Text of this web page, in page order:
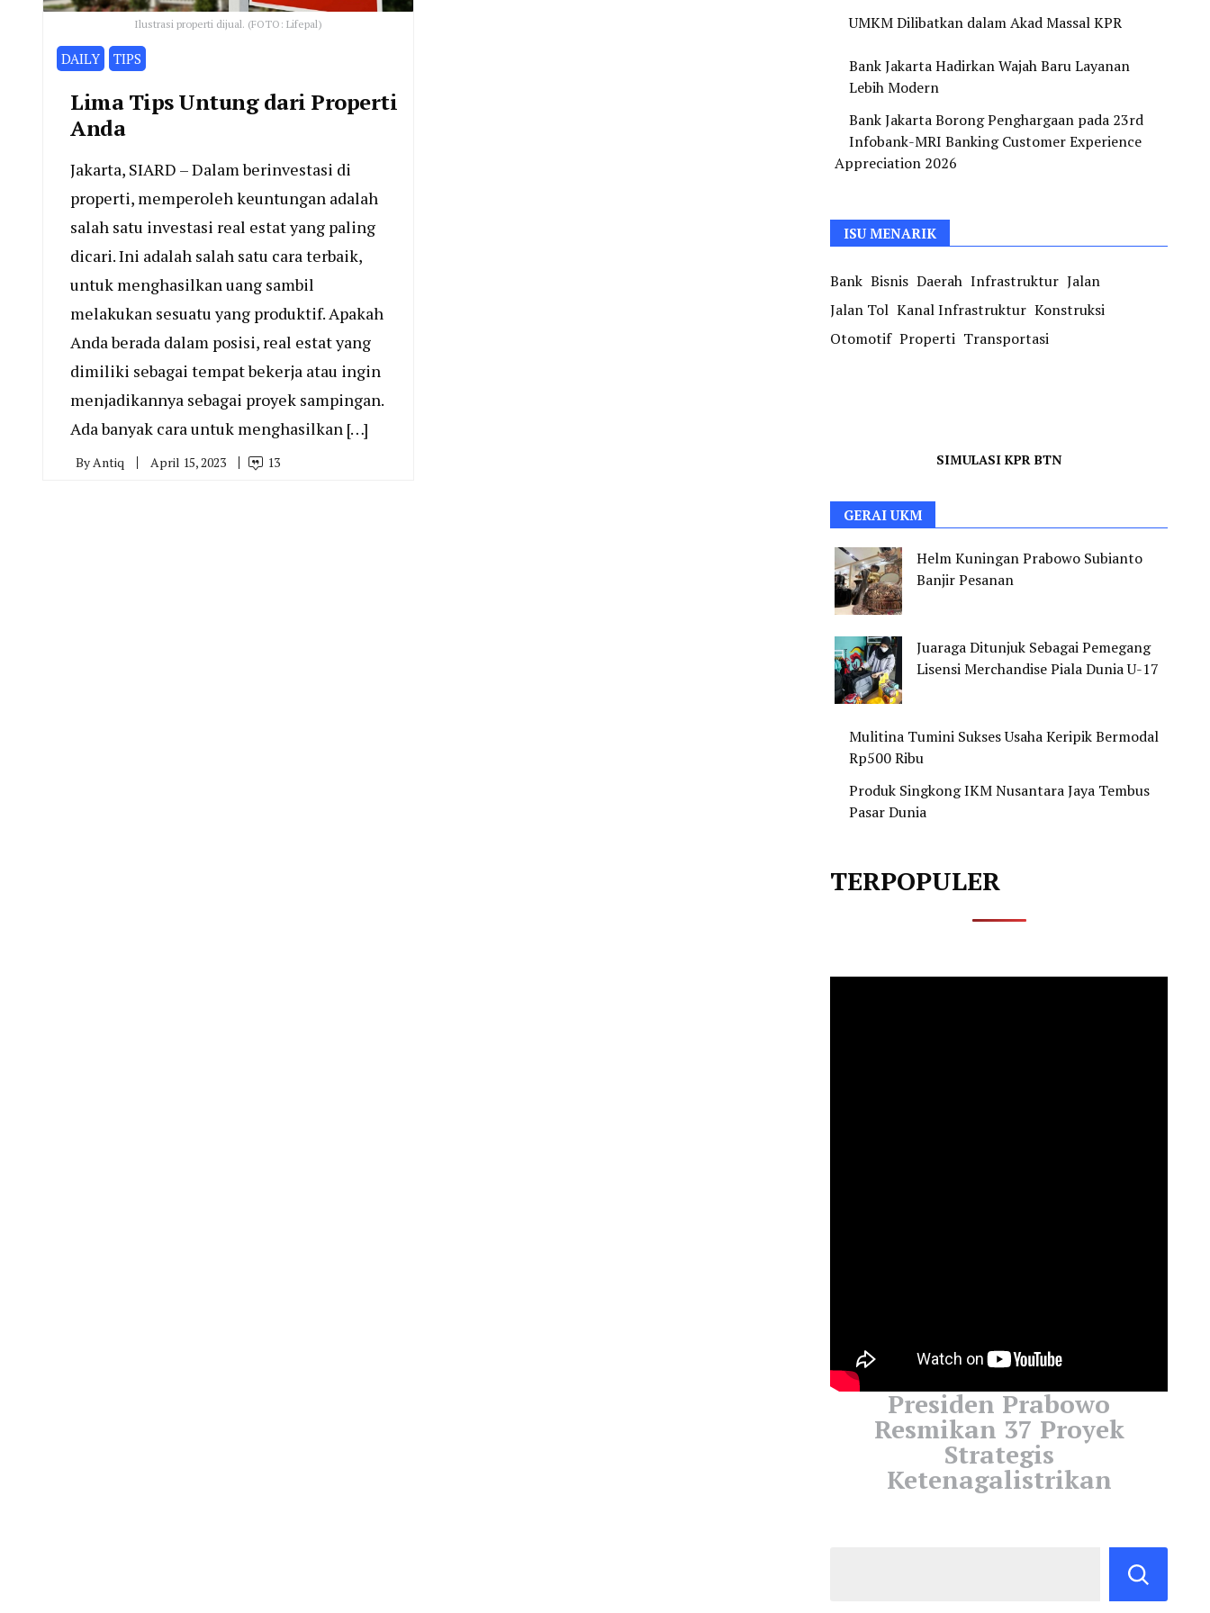
Ilustrasi properti dijual. (FOTO: Lifepal)
DAILY TIPS
Lima Tips Untung dari Properti
Anda
Jakarta, SIARD – Dalam berinvestasi di
properti, memperoleh keuntungan adalah
salah satu investasi real estat yang paling
dicari. Ini adalah salah satu cara terbaik,
untuk menghasilkan uang sambil
melakukan sesuatu yang produktif. Apakah
Anda berada dalam posisi, real estat yang
dimiliki sebagai tempat bekerja atau ingin
menjadikannya sebagai proyek sampingan.
Ada banyak cara untuk menghasilkan […]
By Antiq April 15, 2023 13
UMKM Dilibatkan dalam Akad Massal KPR
Bank Jakarta Hadirkan Wajah Baru Layanan
Lebih Modern
Bank Jakarta Borong Penghargaan pada 23rd
Infobank-MRI Banking Customer Experience
Appreciation 2026
ISU MENARIK
Bank Bisnis Daerah Infrastruktur Jalan
Jalan Tol Kanal Infrastruktur Konstruksi
Otomotif Properti Transportasi
SIMULASI KPR BTN
GERAI UKM
Helm Kuningan Prabowo Subianto
Banjir Pesanan
Juaraga Ditunjuk Sebagai Pemegang
Lisensi Merchandise Piala Dunia U-17
Mulitina Tumini Sukses Usaha Keripik Bermodal
Rp500 Ribu
Produk Singkong IKM Nusantara Jaya Tembus
Pasar Dunia
TERPOPULER
Presiden Prabowo
Resmikan 37 Proyek
Strategis
Ketenagalistrikan